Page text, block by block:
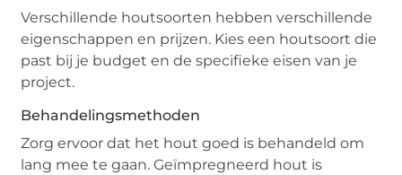
Verschillende houtsoorten hebben verschillende
eigenschappen en prijzen. Kies een houtsoort die
past bij je budget en de specifieke eisen van je
project.
Behandelingsmethoden
Zorg ervoor dat het hout goed is behandeld om
lang mee te gaan. Geïmpregneerd hout is